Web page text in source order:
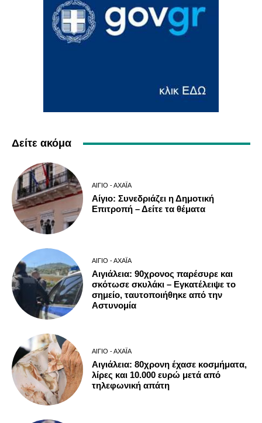
Δείτε ακόμα
ΑΊΓΙΟ - ΑΧΑΪ́Α
Αίγιο: Συνεδριάζει η Δημοτική
Επιτροπή – Δείτε τα θέματα
ΑΊΓΙΟ - ΑΧΑΪ́Α
Αιγιάλεια: 90χρονος παρέσυρε και
σκότωσε σκυλάκι – Εγκατέλειψε το
σημείο, ταυτοποιήθηκε από την
Αστυνομία
ΑΊΓΙΟ - ΑΧΑΪ́Α
Αιγιάλεια: 80χρονη έχασε κοσμήματα,
λίρες και 10.000 ευρώ μετά από
τηλεφωνική απάτη